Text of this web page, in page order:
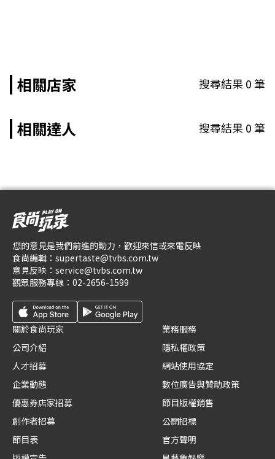
相關店家 搜尋結果0筆
相關達人 搜尋結果0筆
您的意見是我們前進的動力，歡迎來信或來電反映
食尚編輯： supertaste@tvbs.com.tw
意見反映： service@tvbs.com.tw
觀眾服務專線： 02-2656-1599
關於食尚玩家
公司介紹
人才招募
企業動態
優惠券店家招募
創作者招募
節目表
業務服務
隱私權政策
網站使用協定
數位廣告與贊助政策
節目版權銷售
公開招標
官方聲明